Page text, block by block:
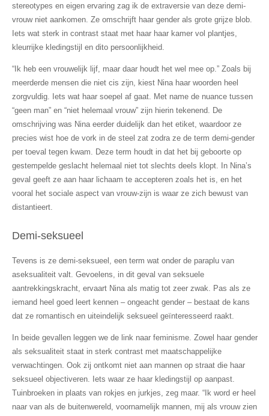
stereotypes en eigen ervaring zag ik de extraversie van deze demi-
vrouw niet aankomen. Ze omschrijft haar gender als grote grijze blob.
Iets wat sterk in contrast staat met haar haar kamer vol plantjes,
kleurrijke kledingstijl en dito persoonlijkheid.
“Ik heb een vrouwelijk lijf, maar daar houdt het wel mee op.” Zoals bij
meerderde mensen die niet cis zijn, kiest Nina haar woorden heel
zorgvuldig. Iets wat haar soepel af gaat. Met name de nuance tussen
“geen man” en “niet helemaal vrouw” zijn hierin tekenend. De
omschrijving was Nina eerder duidelijk dan het etiket, waardoor ze
precies wist hoe de vork in de steel zat zodra ze de term demi-gender
per toeval tegen kwam. Deze term houdt in dat het bij geboorte op
gestempelde geslacht helemaal niet tot slechts deels klopt. In Nina’s
geval geeft ze aan haar lichaam te accepteren zoals het is, en het
vooral het sociale aspect van vrouw-zijn is waar ze zich bewust van
distantieert.
Demi-seksueel
Tevens is ze demi-seksueel, een term wat onder de paraplu van
aseksualiteit valt. Gevoelens, in dit geval van seksuele
aantrekkingskracht, ervaart Nina als matig tot zeer zwak. Pas als ze
iemand heel goed leert kennen – ongeacht gender – bestaat de kans
dat ze romantisch en uiteindelijk seksueel geïnteresseerd raakt.
In beide gevallen leggen we de link naar feminisme. Zowel haar gender
als seksualiteit staat in sterk contrast met maatschappelijke
verwachtingen. Ook zij ontkomt niet aan mannen op straat die haar
seksueel objectiveren. Iets waar ze haar kledingstijl op aanpast.
Tuinbroeken in plaats van rokjes en jurkjes, zeg maar. “Ik word er heel
naar van als de buitenwereld, voornamelijk mannen, mij als vrouw zien